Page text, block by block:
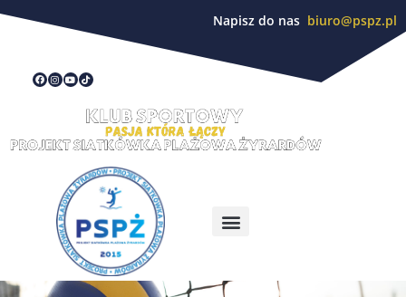
Napisz do nas biuro@pspz.pl